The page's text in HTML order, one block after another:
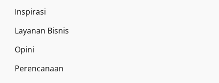
Inspirasi
Layanan Bisnis
Opini
Perencanaan